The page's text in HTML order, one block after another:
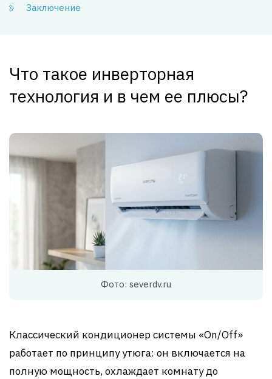
Заключение
Что такое инверторная
технология и в чем ее плюсы?
Фото: severdv.ru
Классический кондиционер системы «On/Off»
работает по принципу утюга: он включается на
полную мощность, охлаждает комнату до